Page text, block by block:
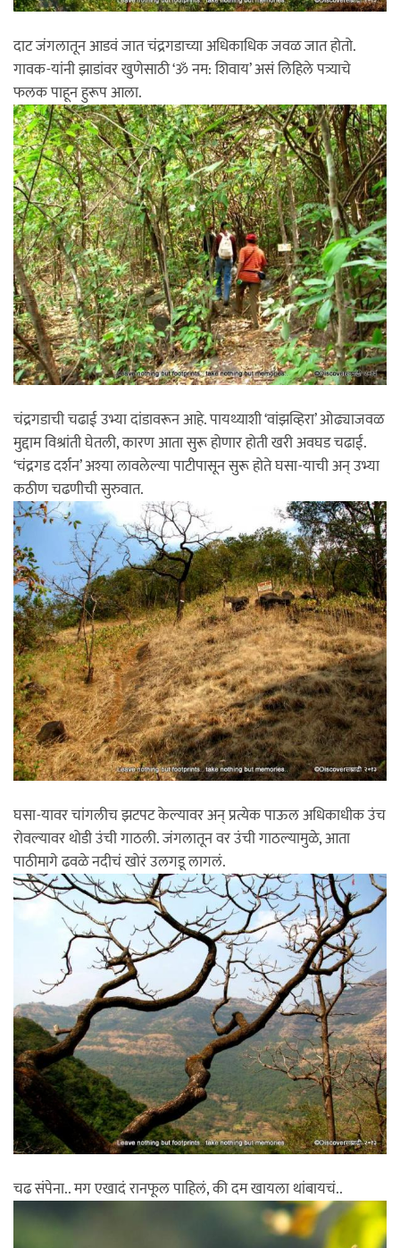
दाट जंगलातून आडवं जात चंद्रगडाच्या अधिकाधिक जवळ जात होतो.
गावक-यांनी झाडांवर खुणेसाठी ‘ॐ नम: शिवाय’ असं लिहिले पत्र्याचे
फलक पाहून हुरूप आला.
चंद्रगडाची चढाई उभ्या दांडावरून आहे. पायथ्याशी ‘वांझव्हिरा’ ओढ्याजवळ
मुद्दाम विश्रांती घेतली, कारण आता सुरू होणार होती खरी अवघड चढाई.
‘चंद्रगड दर्शन’ अश्या लावलेल्या पाटीपासून सुरू होते घसा-याची अन् उभ्या
कठीण चढणीची सुरुवात.
घसा-यावर चांगलीच झटपट केल्यावर अन् प्रत्येक पाऊल अधिकाधीक उंच
रोवल्यावर थोडी उंची गाठली. जंगलातून वर उंची गाठल्यामुळे, आता
पाठीमागे ढवळे नदीचं खोरं उलगडू लागलं.
चढ संपेना.. मग एखादं रानफूल पाहिलं, की दम खायला थांबायचं..